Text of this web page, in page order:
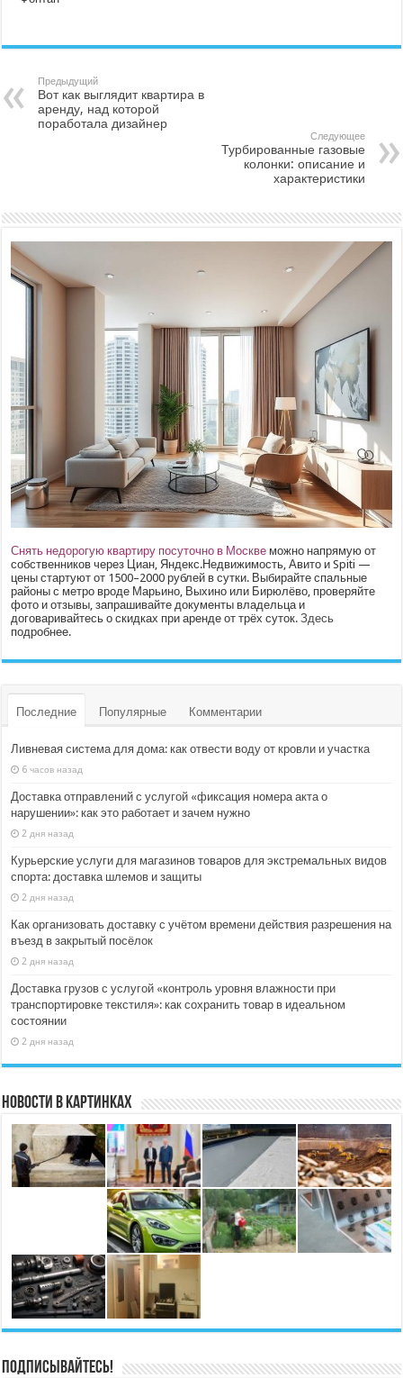
Предыдущий
Вот как выглядит квартира в
аренду, над которой
поработала дизайнер
Следующее
Турбированные газовые
колонки: описание и
характеристики
Снять недорогую квартиру посуточно в Москве можно напрямую от
собственников через Циан, Яндекс.Недвижимость, Авито и Spiti —
цены стартуют от 1500–2000 рублей в сутки. Выбирайте спальные
районы с метро вроде Марьино, Выхино или Бирюлёво, проверяйте
фото и отзывы, запрашивайте документы владельца и
договаривайтесь о скидках при аренде от трёх суток.Здесь
подробнее.
Последние Популярные Комментарии
Ливневая система для дома: как отвести воду от кровли и участка
6 часов назад
Доставка отправлений с услугой «фиксация номера акта о
нарушении»: как это работает и зачем нужно
2 дня назад
Курьерские услуги для магазинов товаров для экстремальных видов
спорта: доставка шлемов и защиты
2 дня назад
Как организовать доставку с учётом времени действия разрешения на
въезд в закрытый посёлок
2 дня назад
Доставка грузов с услугой «контроль уровня влажности при
транспортировке текстиля»: как сохранить товар в идеальном
состоянии
2 дня назад
Новости в картинках
Подписывайтесь!